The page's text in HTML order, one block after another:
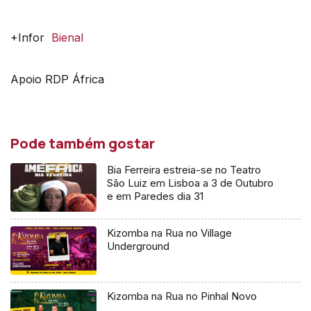
+Infor Bienal
Apoio RDP África
Pode também gostar
Bia Ferreira estreia-se no Teatro
São Luiz em Lisboa a 3 de Outubro
e em Paredes dia 31
Kizomba na Rua no Village
Underground
Kizomba na Rua no Pinhal Novo